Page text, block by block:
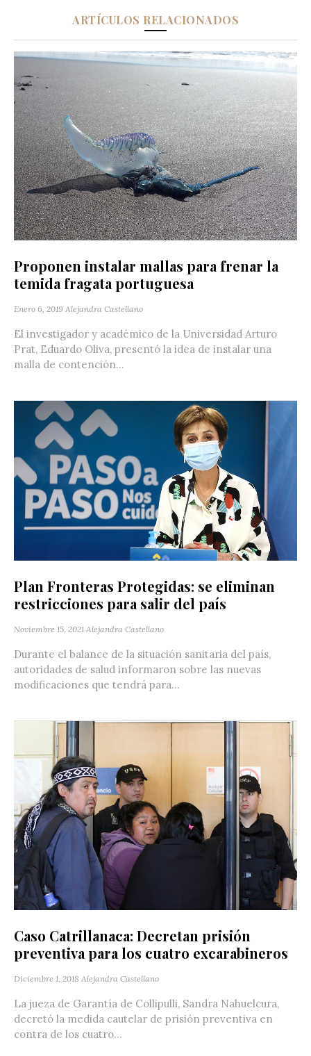
ARTÍCULOS RELACIONADOS
Proponen instalar mallas para frenar la
temida fragata portuguesa
Enero 6, 2019 Alejandra Castellano
El investigador y académico de la Universidad Arturo
Prat, Eduardo Oliva, presentó la idea de instalar una
malla de contención...
Plan Fronteras Protegidas: se eliminan
restricciones para salir del país
Noviembre 15, 2021 Alejandra Castellano
Durante el balance de la situación sanitaria del país,
autoridades de salud informaron sobre las nuevas
modificaciones que tendrá para...
Caso Catrillanaca: Decretan prisión
preventiva para los cuatro excarabineros
Diciembre 1, 2018 Alejandra Castellano
La jueza de Garantía de Collipulli, Sandra Nahuelcura,
decretó la medida cautelar de prisión preventiva en
contra de los cuatro...